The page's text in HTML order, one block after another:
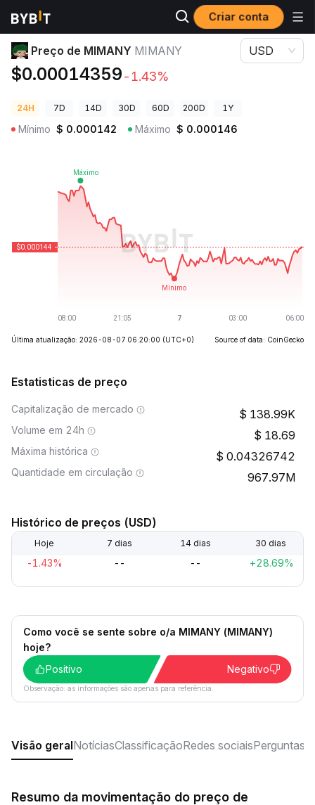
Criar conta
Preços de Criptomoedas Preço de MIMANY MIMANY
Preço de MIMANY MIMANY
$0.00014359-1.43%
USD
24H 7D 14D 30D 60D 200D 1Y
Mínimo $ 0.000142 Máximo $ 0.000146
Última atualização: 2026-08-07 06:20:00 (UTC+0) Source of data: CoinGecko
Estatisticas de preço
Capitalização de mercado 138.99K
Volume em 24h 18.69
Máxima histórica 0.04326742
Quantidade em circulação 967.97M
Histórico de preços (USD)
Hoje 7 dias 14 dias 30 dias
-1.43% -- -- +28.69%
Como você se sente sobre o/a MIMANY (MIMANY)
hoje?
Positivo
Negativo
Observação: as informações são apenas para referência.
Visão geralNotíciasClassificaçãoRedes sociaisPerguntas
Resumo da movimentação do preço de